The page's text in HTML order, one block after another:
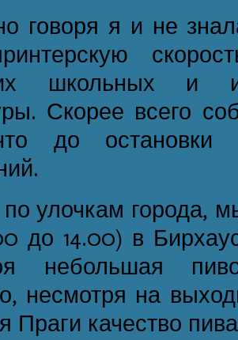
говоря я и не
школьных и
Скорее всего
до
улочкам города,
до 14.00) в
небольшая
несмотря на
Праги качество